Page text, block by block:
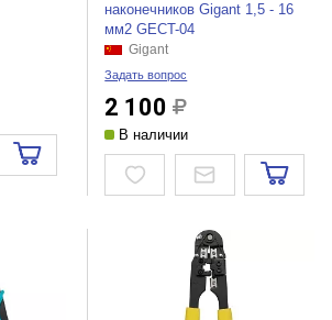
наконечников Gigant 1,5 - 16
мм2 GECT-04
Gigant
Задать вопрос
2 100
В наличии